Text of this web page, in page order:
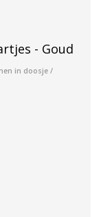
- Goud
in doosje /